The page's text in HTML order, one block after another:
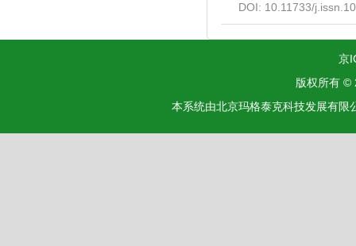
DOI: 10.11733/
京
版权所有 ©
本系统由北京玛格泰克科技发展有